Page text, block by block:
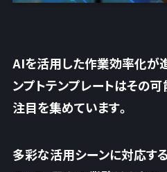
AIを活用した作業効率化が
ンプトテンプレートはその
注目を集めています。
多彩な活用シーンに対応す